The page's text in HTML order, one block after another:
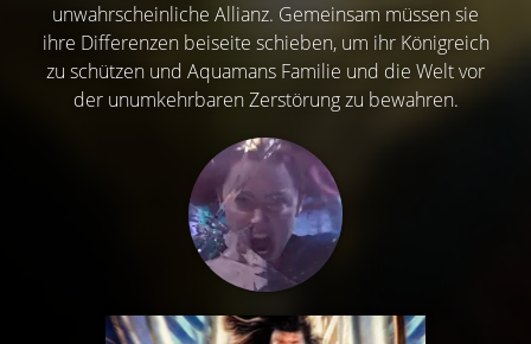
unwahrscheinliche Allianz. Gemeinsam müssen sie
ihre Differenzen beiseite schieben, um ihr Königreich
zu schützen und Aquamans Familie und die Welt vor
der unumkehrbaren Zerstörung zu bewahren.